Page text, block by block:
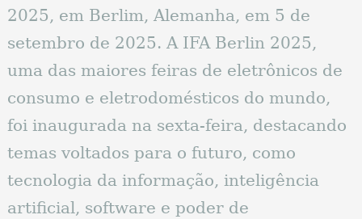
2025, em Berlim, Alemanha, em 5 de
setembro de 2025. A IFA Berlin 2025,
uma das maiores feiras de eletrônicos de
consumo e eletrodomésticos do mundo,
foi inaugurada na sexta-feira, destacando
temas voltados para o futuro, como
tecnologia da informação, inteligência
artificial, software e poder de